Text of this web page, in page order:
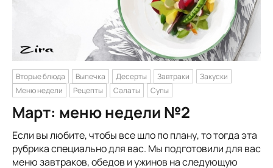
Вторые блюда Выпечка Десерты Завтраки
Закуски
Меню недели
Рецепты Салаты Супы
Март: меню недели №2
Если вы любите, чтобы все шло по плану, то тогда эта
рубрика специально для вас. Мы подготовили для вас
меню завтраков, обедов и ужинов на следующую